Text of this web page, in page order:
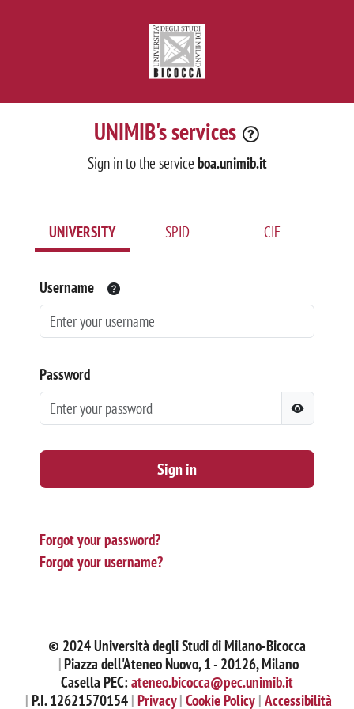
UNIMIB's services
Sign in to the service boa.unimib.it
UNIVERSITY SPID CIE
Username
Password
Sign in
Forgot your password?
Forgot your username?
© 2024 Università degli Studi di Milano-Bicocca
Piazza dell'Ateneo Nuovo, 1 - 20126, Milano
Casella PEC:ateneo.bicocca@pec.unimib.it
P.I. 12621570154 Privacy Cookie Policy Accessibilità